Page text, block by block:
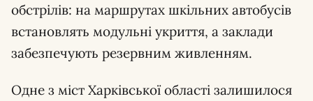
обстрілів: на маршрутах шкільних автобусів
встановлять модульні укриття, а заклади
забезпечують резервним живленням.
Одне з міст Харківської області залишилося